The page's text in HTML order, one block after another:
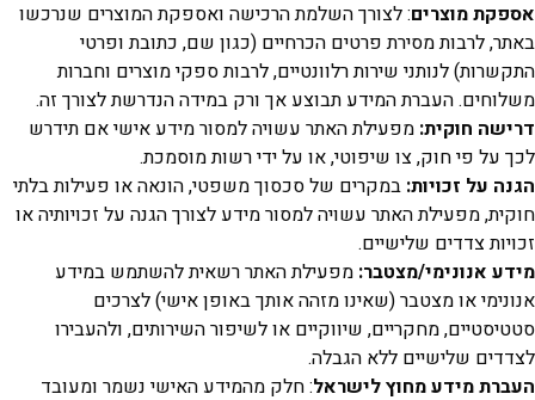
מוצרים: לצורך השלמת הרכישה ואספקת המוצרים שנרכשו
לרבות מסירת פרטים הכרחיים (כגון שם, כתובת ופרטי
לנותני שירות רלוונטיים, לרבות ספקי מוצרים וחברות
העברת המידע תבוצע אך ורק במידה הנדרשת לצורך זה.
חוקית:מפעילת האתר עשויה למסור מידע אישי אם תידרש
פי חוק, צו שיפוטי, או על ידי רשות מוסמכת.
זכויות:במקרים של סכסוך משפטי, הונאה או פעילות בלתי
מפעילת האתר עשויה למסור מידע לצורך הגנה על זכויותיה או
צדדים שלישיים.
אנונימי/מצטבר:מפעילת האתר רשאית להשתמש במידע
או מצטבר (שאינו מזהה אותך באופן אישי) לצרכים
מחקריים, שיווקיים או לשיפור השירותים, ולהעבירו
שלישיים ללא הגבלה.
מידע מחוץ לישראל: חלק מהמידע האישי נשמר ומעובד